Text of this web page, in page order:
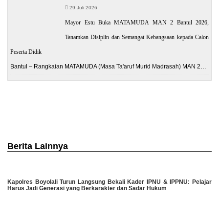
29 Juli 2026
Mayor Estu Buka MATAMUDA MAN 2 Bantul 2026,
Tanamkan Disiplin dan Semangat Kebangsaan kepada Calon
Peserta Didik
Bantul – Rangkaian MATAMUDA (Masa Ta'aruf Murid Madrasah) MAN 2…
Berita Lainnya
Kapolres Boyolali Turun Langsung Bekali Kader IPNU & IPPNU: Pelajar
Harus Jadi Generasi yang Berkarakter dan Sadar Hukum